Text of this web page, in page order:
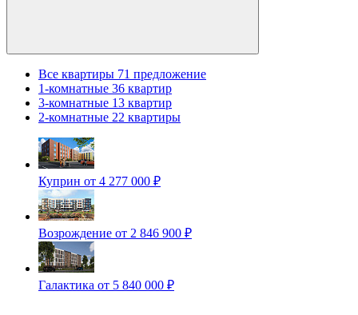
Все квартиры 71 предложение
1-комнатные 36 квартир
3-комнатные 13 квартир
2-комнатные 22 квартиры
Куприн от 4 277 000 ₽
Возрождение от 2 846 900 ₽
Галактика от 5 840 000 ₽